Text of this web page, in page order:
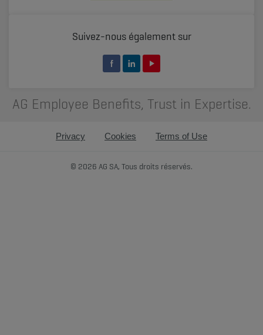
Suivez-nous également sur
AG Employee Benefits, Trust in Expertise.
Privacy Cookies Terms of Use
© 2026 AG SA, Tous droits réservés.